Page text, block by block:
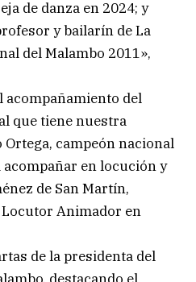
de danza en 2024; y
y bailarín de La
del Malambo 2011»,
acompañamiento del
que tiene nuestra
campeón nacional
acompañar en locución y
de San Martín,
Animador en
de la presidenta del